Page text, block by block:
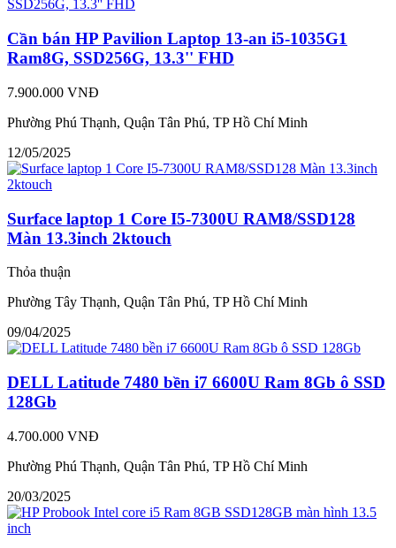
Cần bán HP Pavilion Laptop 13-an i5-1035G1
Ram8G, SSD256G, 13.3'' FHD
7.900.000 VNĐ
Phường Phú Thạnh, Quận Tân Phú, TP Hồ Chí Minh
12/05/2025
Surface laptop 1 Core I5-7300U RAM8/SSD128
Màn 13.3inch 2ktouch
Thỏa thuận
Phường Tây Thạnh, Quận Tân Phú, TP Hồ Chí Minh
09/04/2025
DELL Latitude 7480 bền i7 6600U Ram 8Gb ô SSD
128Gb
4.700.000 VNĐ
Phường Phú Thạnh, Quận Tân Phú, TP Hồ Chí Minh
20/03/2025